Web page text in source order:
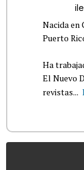
Nacida en
Puerto
Ha
El Nuevo
revistas...